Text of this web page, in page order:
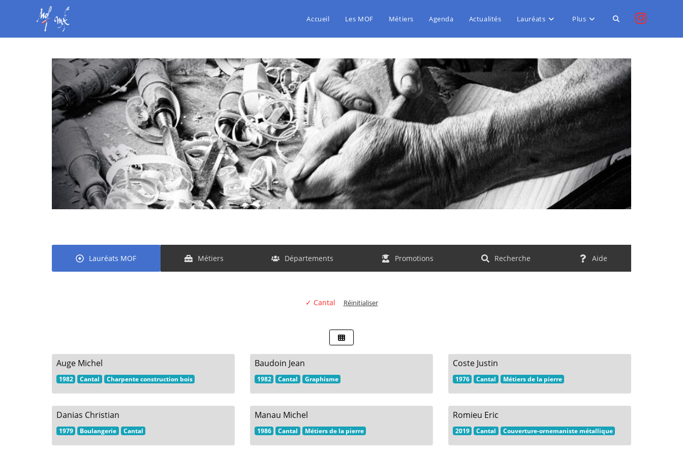
Accueil Les MOF Métiers Agenda Actualités Lauréats Plus
Lauréats MOF Métiers Départements Promotions Recherche Aide
✓ Cantal Réinitialiser
Auge Michel
1982 Cantal Charpente construction bois
Baudoin Jean
1982 Cantal Graphisme
Coste Justin
1976 Cantal Métiers de la pierre
Danias Christian
1979 Boulangerie Cantal
Manau Michel
1986 Cantal Métiers de la pierre
Romieu Eric
2019 Cantal Couverture-ornemaniste métallique